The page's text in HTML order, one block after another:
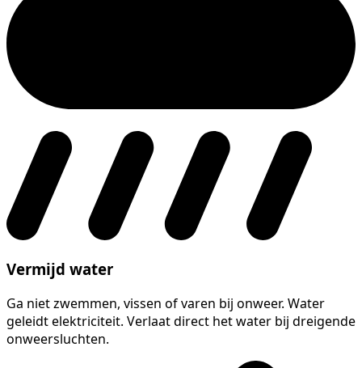
Vermijd water
Ga niet zwemmen, vissen of varen bij onweer. Water
geleidt elektriciteit. Verlaat direct het water bij dreigende
onweersluchten.